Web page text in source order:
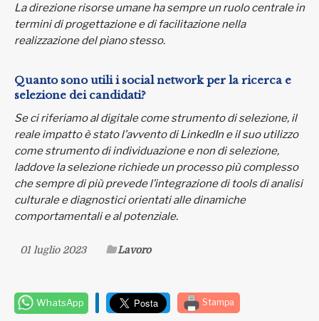
La direzione risorse umane ha sempre un ruolo centrale in
termini di progettazione e di facilitazione nella
realizzazione del piano stesso.
Quanto sono utili i social network per la ricerca e
selezione dei candidati?
Se ci riferiamo al digitale come strumento di selezione, il
reale impatto è stato l’avvento di LinkedIn e il suo utilizzo
come strumento di individuazione e non di selezione,
laddove la selezione richiede un processo più complesso
che sempre di più prevede l’integrazione di tools di analisi
culturale e diagnostici orientati alle dinamiche
comportamentali e al potenziale.
01 luglio 2023 Lavoro
WhatsApp Stampa